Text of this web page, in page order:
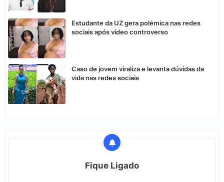
Estudante da UZ gera polémica nas redes
sociais após vídeo controverso
Caso de jovem viraliza e levanta dúvidas da
vida nas redes sociais
Fique Ligado